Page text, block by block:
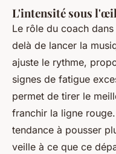
L'intensité sous
Le rôle du coach
delà de lancer la
ajuste le rythme,
signes de fatigue
permet de tirer le
franchir la ligne
tendance à pousser
veille à ce que ce